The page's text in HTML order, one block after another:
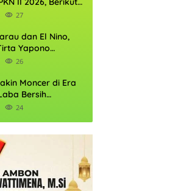
27
dan El Nino,
Yapono
Air Ambon
26
Moncer di Era
Bersih
Tembus Rp10,4
24